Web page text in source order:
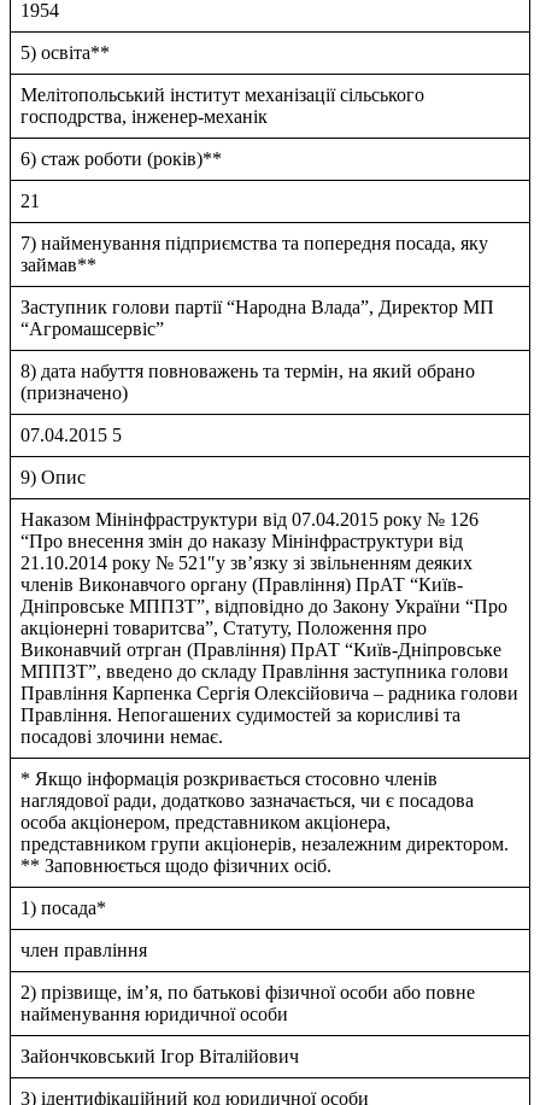
1954
5) освіта**
Мелiтопольський iнститут механiзацiї сiльського
господрства, iнженер-механiк
6) стаж роботи (років)**
21
7) найменування підприємства та попередня посада, яку
займав**
Заступник голови партiї “Народна Влада”, Директор МП
“Агромашсервiс”
8) дата набуття повноважень та термін, на який обрано
(призначено)
07.04.2015 5
9) Опис
Наказом Мiнiнфраструктури вiд 07.04.2015 року № 126
“Про внесення змiн до наказу Мiнiнфраструктури вiд
21.10.2014 року № 521″у зв’язку зi звiльненням деяких
членiв Виконавчого органу (Правлiння) ПрАТ “Київ-
Днiпровське МППЗТ”, вiдповiдно до Закону України “Про
акцiонернi товаритсва”, Статуту, Положення про
Виконавчий отрган (Правлiння) ПрАТ “Київ-Днiпровське
МППЗТ”, введено до складу Правлiння заступника голови
Правлiння Карпенка Сергiя Олексiйовича – радника голови
Правлiння. Непогашених судимостей за корисливi та
посадовi злочини немає.
* Якщо інформація розкривається стосовно членів
наглядової ради, додатково зазначається, чи є посадова
особа акціонером, представником акціонера,
представником групи акціонерів, незалежним директором.
** Заповнюється щодо фізичних осіб.
1) посада*
член правлiння
2) прізвище, ім’я, по батькові фізичної особи або повне
найменування юридичної особи
Зайончковський Iгор Вiталiйович
3) ідентифікаційний код юридичної особи